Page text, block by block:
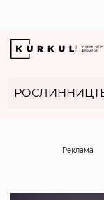
Реклама